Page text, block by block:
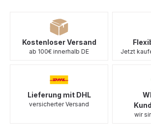
Kostenloser Versand
ab 100€ innerhalb DE Jetzt
Lieferung mit DHL
versicherter Versand
wir